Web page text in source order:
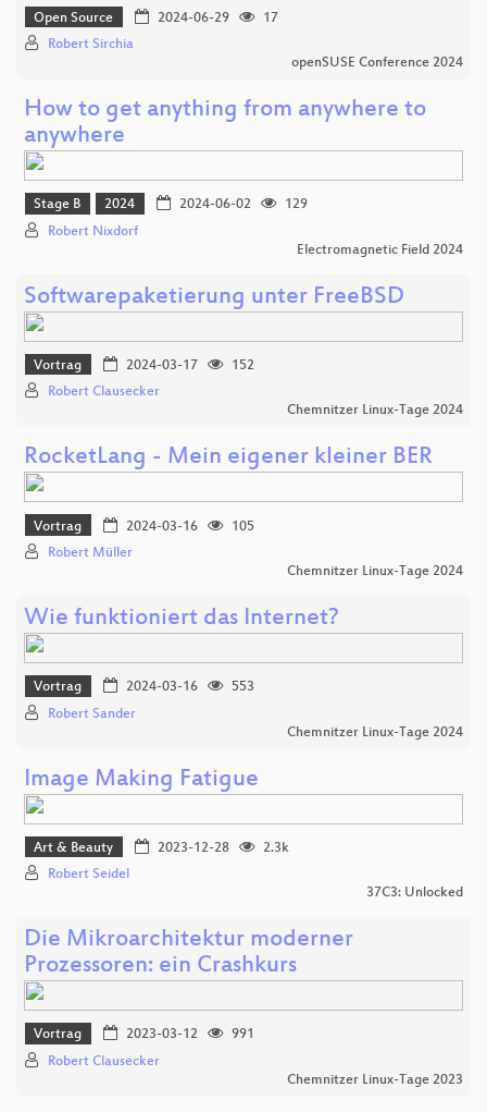
Open Source 2024-06-29
17
Robert Sirchia
openSUSE Conference 2024
How to get anything from anywhere to
anywhere
Stage B 2024 2024-06-02
129
Robert Nixdorf
Electromagnetic Field 2024
Softwarepaketierung unter FreeBSD
Vortrag 2024-03-17
152
Robert Clausecker
Chemnitzer Linux-Tage 2024
RocketLang - Mein eigener kleiner BER
Vortrag 2024-03-16
105
Robert Müller
Chemnitzer Linux-Tage 2024
Wie funktioniert das Internet?
Vortrag 2024-03-16
553
Robert Sander
Chemnitzer Linux-Tage 2024
Image Making Fatigue
Art & Beauty 2023-12-28
2.3k
Robert Seidel
37C3: Unlocked
Die Mikroarchitektur moderner
Prozessoren: ein Crashkurs
Vortrag 2023-03-12
991
Robert Clausecker
Chemnitzer Linux-Tage 2023